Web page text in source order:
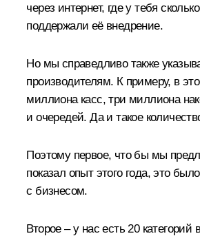
через интернет, где у тебя
поддержали её внедрение.
Но мы справедливо также
производителям. К примеру, в
миллиона касс, три миллиона
и очередей. Да и такое
Поэтому первое, что бы мы
показал опыт этого года, это
с бизнесом.
Второе – у нас есть 20